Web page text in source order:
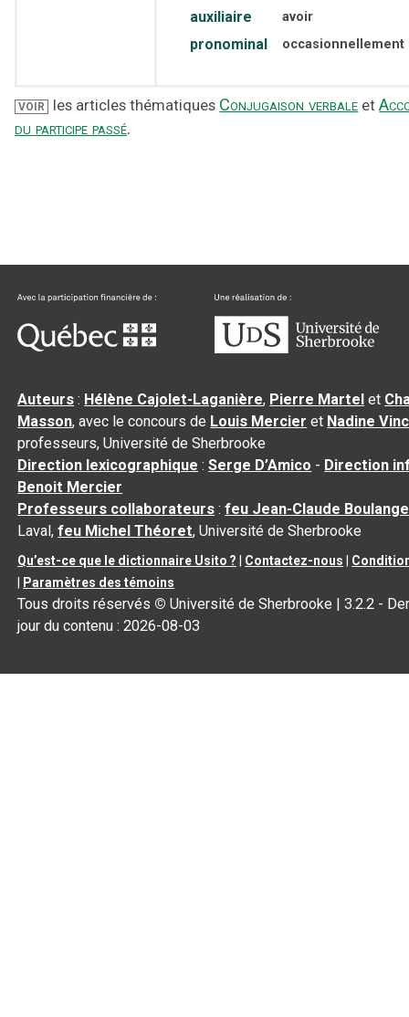
auxiliaire avoir
pronominal occasionnellement
VOIR les articles thématiques Conjugaison verbale et
du participe passé.
Auteurs : Hélène Cajolet-Laganière, Pierre Martel et
Masson, avec le concours de Louis Mercier et Nadine
professeurs, Université de Sherbrooke
Direction lexicographique :Serge D’Amico - Direction
Benoit Mercier
Professeurs collaborateurs :feu Jean-Claude
Laval,feu Michel Théoret, Université de Sherbrooke
Qu’est-ce que le dictionnaire Usito ? Contactez-nous
Paramètres des témoins
Tous droits réservés © Université de Sherbrooke |3.2.2 -
jour du contenu :2026-08-03